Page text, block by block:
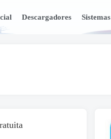
Descargadores Sistemas